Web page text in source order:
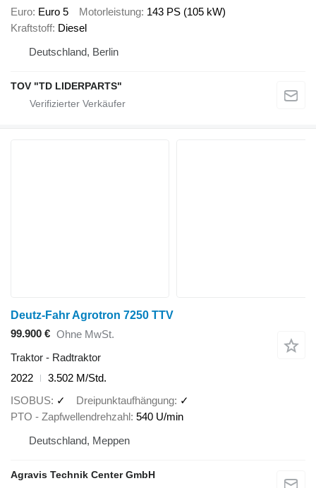
Euro Euro 5 Motorleistung 143 PS (105 kW)
Kraftstoff Diesel
Deutschland, Berlin
TOV "TD LIDERPARTS"
Deutz-Fahr Agrotron 7250 TTV
99.900 € Ohne MwSt.
Traktor - Radtraktor
2022
3.502 M/Std.
ISOBUS ✓ Dreipunktaufhängung ✓
PTO - Zapfwellendrehzahl 540 U/min
Deutschland, Meppen
Agravis Technik Center GmbH